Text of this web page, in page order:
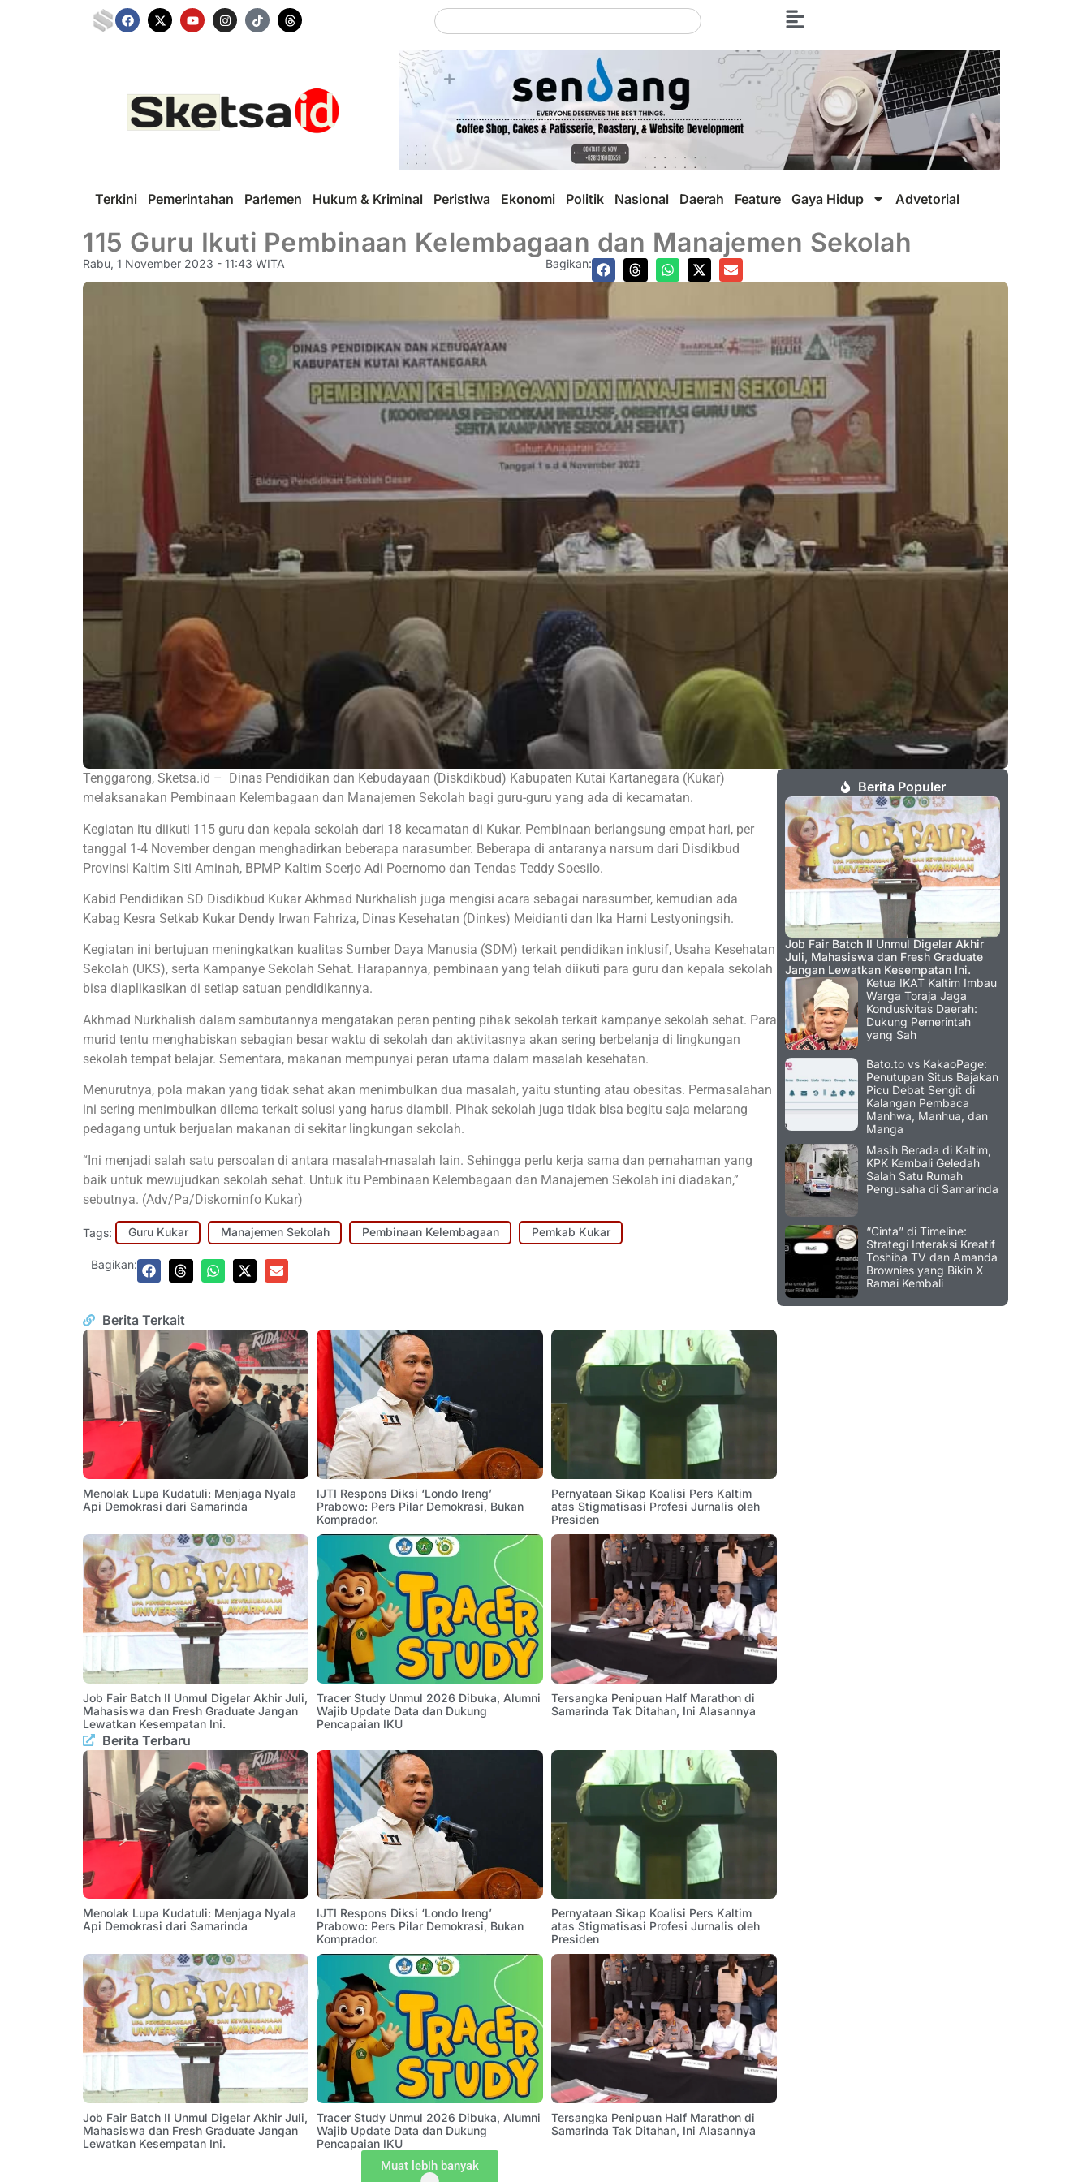
Terkini Pemerintahan Parlemen Hukum & Kriminal Peristiwa Ekonomi Politik Nasional Daerah Feature Gaya Hidup Advetorial
115 Guru Ikuti Pembinaan Kelembagaan dan Manajemen Sekolah
Rabu, 1 November 2023 - 11:43 WITA Bagikan:
Tenggarong, Sketsa.id – Dinas Pendidikan dan Kebudayaan (Diskdikbud) Kabupaten Kutai Kartanegara (Kukar)
melaksanakan Pembinaan Kelembagaan dan Manajemen Sekolah bagi guru-guru yang ada di kecamatan.
Kegiatan itu diikuti 115 guru dan kepala sekolah dari 18 kecamatan di Kukar. Pembinaan berlangsung empat hari, per
tanggal 1-4 November dengan menghadirkan beberapa narasumber. Beberapa di antaranya narsum dari Disdikbud
Provinsi Kaltim Siti Aminah, BPMP Kaltim Soerjo Adi Poernomo dan Tendas Teddy Soesilo.
Kabid Pendidikan SD Disdikbud Kukar Akhmad Nurkhalish juga mengisi acara sebagai narasumber, kemudian ada
Kabag Kesra Setkab Kukar Dendy Irwan Fahriza, Dinas Kesehatan (Dinkes) Meidianti dan Ika Harni Lestyoningsih.
Kegiatan ini bertujuan meningkatkan kualitas Sumber Daya Manusia (SDM) terkait pendidikan inklusif, Usaha Kesehatan
Sekolah (UKS), serta Kampanye Sekolah Sehat. Harapannya, pembinaan yang telah diikuti para guru dan kepala sekolah
bisa diaplikasikan di setiap satuan pendidikannya.
Akhmad Nurkhalish dalam sambutannya mengatakan peran penting pihak sekolah terkait kampanye sekolah sehat. Para
murid tentu menghabiskan sebagian besar waktu di sekolah dan aktivitasnya akan sering berbelanja di lingkungan
sekolah tempat belajar. Sementara, makanan mempunyai peran utama dalam masalah kesehatan.
Menurutnya, pola makan yang tidak sehat akan menimbulkan dua masalah, yaitu stunting atau obesitas. Permasalahan
ini sering menimbulkan dilema terkait solusi yang harus diambil. Pihak sekolah juga tidak bisa begitu saja melarang
pedagang untuk berjualan makanan di sekitar lingkungan sekolah.
“Ini menjadi salah satu persoalan di antara masalah-masalah lain. Sehingga perlu kerja sama dan pemahaman yang
baik untuk mewujudkan sekolah sehat. Untuk itu Pembinaan Kelembagaan dan Manajemen Sekolah ini diadakan,”
sebutnya. (Adv/Pa/Diskominfo Kukar)
Tags: Guru Kukar Manajemen Sekolah Pembinaan Kelembagaan Pemkab Kukar
Bagikan:
Berita Terkait
Menolak Lupa Kudatuli: Menjaga Nyala
Api Demokrasi dari Samarinda
IJTI Respons Diksi ‘Londo Ireng’
Prabowo: Pers Pilar Demokrasi, Bukan
Komprador.
Pernyataan Sikap Koalisi Pers Kaltim
atas Stigmatisasi Profesi Jurnalis oleh
Presiden
Job Fair Batch II Unmul Digelar Akhir Juli,
Mahasiswa dan Fresh Graduate Jangan
Lewatkan Kesempatan Ini.
Tracer Study Unmul 2026 Dibuka, Alumni
Wajib Update Data dan Dukung
Pencapaian IKU
Tersangka Penipuan Half Marathon di
Samarinda Tak Ditahan, Ini Alasannya
Berita Terbaru
Menolak Lupa Kudatuli: Menjaga Nyala
Api Demokrasi dari Samarinda
IJTI Respons Diksi ‘Londo Ireng’
Prabowo: Pers Pilar Demokrasi, Bukan
Komprador.
Pernyataan Sikap Koalisi Pers Kaltim
atas Stigmatisasi Profesi Jurnalis oleh
Presiden
Job Fair Batch II Unmul Digelar Akhir Juli,
Mahasiswa dan Fresh Graduate Jangan
Lewatkan Kesempatan Ini.
Tracer Study Unmul 2026 Dibuka, Alumni
Wajib Update Data dan Dukung
Pencapaian IKU
Tersangka Penipuan Half Marathon di
Samarinda Tak Ditahan, Ini Alasannya
Muat lebih banyak
Berita Populer
Job Fair Batch II Unmul Digelar Akhir
Juli, Mahasiswa dan Fresh Graduate
Jangan Lewatkan Kesempatan Ini.
Ketua IKAT Kaltim Imbau
Warga Toraja Jaga
Kondusivitas Daerah:
Dukung Pemerintah
yang Sah
Bato.to vs KakaoPage:
Penutupan Situs Bajakan
Picu Debat Sengit di
Kalangan Pembaca
Manhwa, Manhua, dan
Manga
Masih Berada di Kaltim,
KPK Kembali Geledah
Salah Satu Rumah
Pengusaha di Samarinda
“Cinta” di Timeline:
Strategi Interaksi Kreatif
Toshiba TV dan Amanda
Brownies yang Bikin X
Ramai Kembali